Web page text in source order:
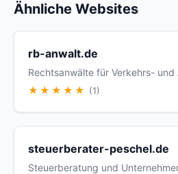
Ähnliche Websites
rb-anwalt.de
Rechtsanwälte für Verkehrs-
★★★★★ (1)
steuerberater-peschel.de
Steuerberatung und